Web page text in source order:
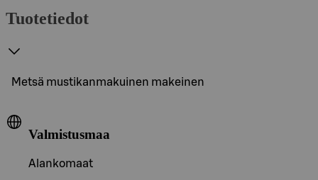
Tuotetiedot
Metsä mustikanmakuinen makeinen
Valmistusmaa
Alankomaat